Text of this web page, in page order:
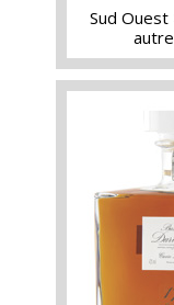
Sud Ouest
autre